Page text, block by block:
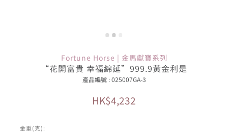
Fortune Horse | 金馬獻寶系列
“花開富貴 幸福綿延”999.9黃金利是
產品編號 : 025007GA-3
HK$4,232
金重(克):